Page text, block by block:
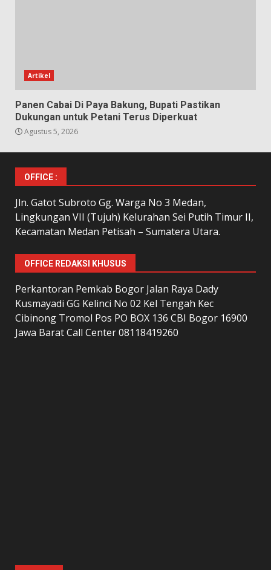
Artikel
Panen Cabai Di Paya Bakung, Bupati Pastikan
Dukungan untuk Petani Terus Diperkuat
Agustus 5, 2026
OFFICE :
Jln. Gatot Subroto Gg. Warga No 3 Medan,
Lingkungan VII (Tujuh) Kelurahan Sei Putih Timur II,
Kecamatan Medan Petisah – Sumatera Utara.
OFFICE REDAKSI KHUSUS
Perkantoran Pemkab Bogor Jalan Raya Dady
Kusmayadi GG Kelinci No 02 Kel Tengah Kec
Cibinong Tromol Pos PO BOX 136 CBI Bogor 16900
Jawa Barat Call Center 08118419260